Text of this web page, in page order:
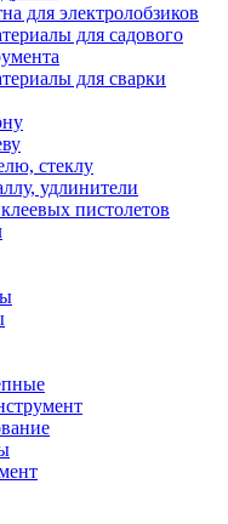
для электролобзиков
для садового
для сварки
стеклу
удлинители
пистолетов